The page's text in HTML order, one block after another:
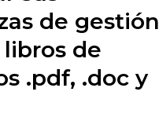
de gestión
de
.pdf, .doc y